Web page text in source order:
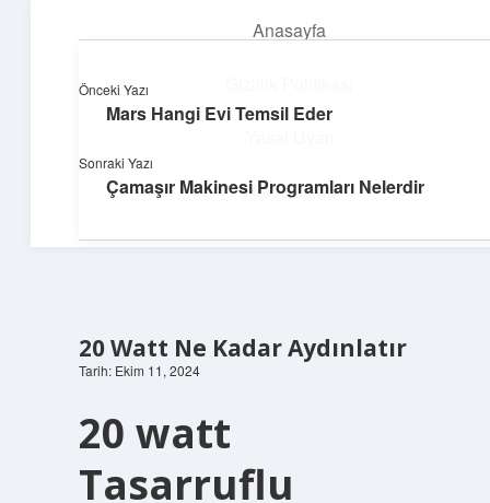
Anasayfa
Hakkımızda
Enerji Dolu Fikirler
Hayatına güç katan neşeli öneriler!
20 Watt Ne Kadar Aydınlatır
Tarih: Ekim 11, 2024
20 watt
Tasarruflu
Önceki Yazı
Mars Hangi Evi Temsil Eder
Sonraki Yazı
Çamaşır Makinesi Programları Nelerdir